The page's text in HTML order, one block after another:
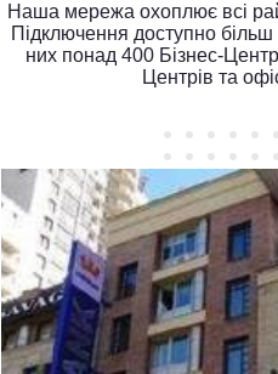
Наша мережа охоплює всі
Підключення доступно
них понад 400 Бізнес-
Центрів та